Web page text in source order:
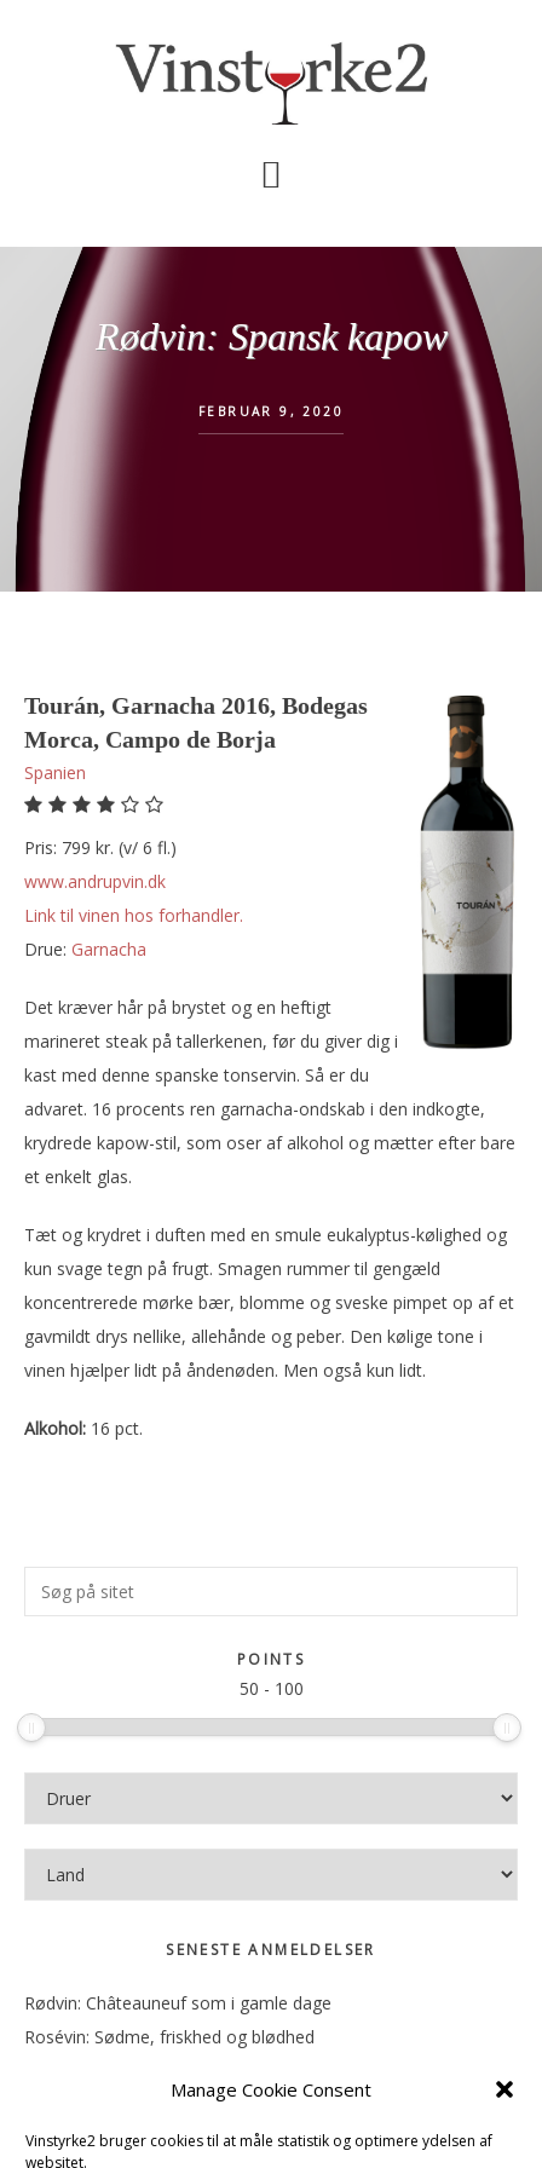
Manage Cookie Consent
Vinstyrke2 bruger cookies til at måle statistik og optimere ydelsen af
websitet.
Rødvin: Spansk kapow
FEBRUAR 9, 2020
Tourán, Garnacha 2016, Bodegas
Morca, Campo de Borja
Spanien
Pris: 799 kr. (v/ 6 fl.)
www.andrupvin.dk
Link til vinen hos forhandler.
Drue:
garnacha
Det kræver hår på brystet og en heftigt
marineret steak på tallerkenen, før du giver dig i
kast med denne spanske tonservin. Så er du
advaret. 16 procents ren garnacha-ondskab i den indkogte,
krydrede kapow-stil, som oser af alkohol og mætter efter bare
et enkelt glas.
Tæt og krydret i duften med en smule eukalyptus-kølighed og
kun svage tegn på frugt. Smagen rummer til gengæld
koncentrerede mørke bær, blomme og sveske pimpet op af et
gavmildt drys nellike, allehånde og peber. Den kølige tone i
vinen hjælper lidt på åndenøden. Men også kun lidt.
Alkohol: 16 pct.
Primær
Sidebar
Søg
på
POINTS
50 - 100
SENESTE ANMELDELSER
Rødvin: Châteauneuf som i gamle dage
Rosévin: Sødme, friskhed og blødhed
Rosévin: Forfriskende bagatel
Rosévin: Sødmen hænger i munden